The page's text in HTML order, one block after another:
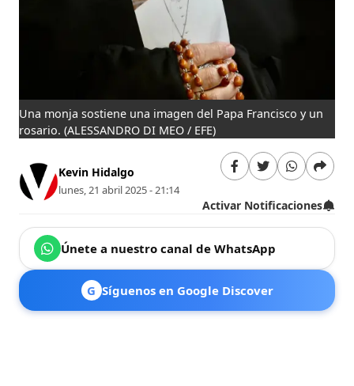
Una monja sostiene una imagen del Papa Francisco y un
rosario. (ALESSANDRO DI MEO / EFE)
Kevin Hidalgo
lunes, 21 abril 2025 - 21:14
Activar Notificaciones
Únete a nuestro canal de WhatsApp
G Síguenos en Google Discover